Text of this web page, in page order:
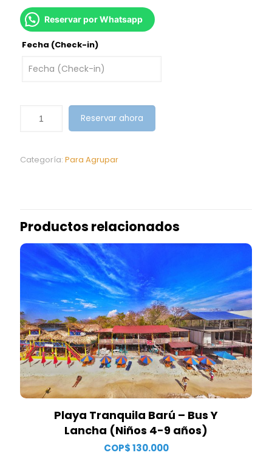
Reservar por Whatsapp
Fecha (Check-in)
Reservar ahora
Categoría: Para Agrupar
Productos relacionados
Playa Tranquila Barú – Bus Y
Lancha (Niños 4-9 años)
COP$130.000